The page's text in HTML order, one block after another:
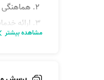
ارائه
ویژگی‌های
مشاهده بیشتر